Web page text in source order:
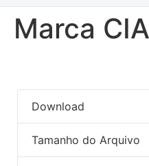
Marca
Download
Tamanho do Arquivo